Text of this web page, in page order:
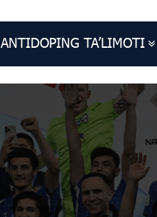
ANTIDOPING TA’LIMOTI